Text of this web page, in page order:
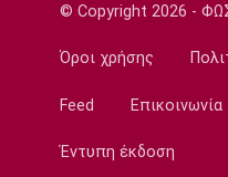
Ίντερ: «Δένει»
13:20
Στη Μπανταλόνα
© Copyright 2026 -
Όροι χρήσης
Feed Επικοινωνία
Έντυπη έκδοση